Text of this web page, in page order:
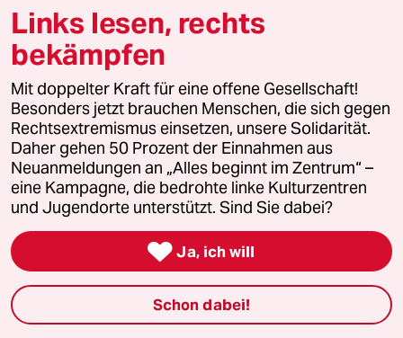
24.10.2020 17:51 Uhr
@Jim Hawkins:
Ja, finde ich auch. :-)
RPH
24.10.2020 15:41 Uhr
Den besten Punk= DIE TOTEN HOSEN
So Nicht!
25.10.2020,09:43 Uhr
Links lesen, rechts
bekämpfen
Mit doppelter Kraft für eine offene Gesellschaft!
Besonders jetzt brauchen Menschen, die sich gegen
Rechtsextremismus einsetzen, unsere Solidarität.
Daher gehen 50 Prozent der Einnahmen aus
Neuanmeldungen an „Alles beginnt im Zentrum“ –
eine Kampagne, die bedrohte linke Kulturzentren
und Jugendorte unterstützt. Sind Sie dabei?
 Ja, ich will
Schon dabei!